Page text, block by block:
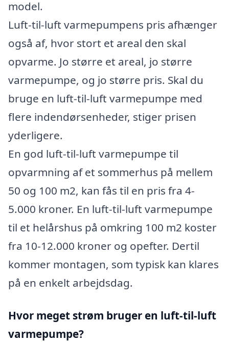
model.
Luft-til-luft varmepumpens pris afhænger
også af, hvor stort et areal den skal
opvarme. Jo større et areal, jo større
varmepumpe, og jo større pris. Skal du
bruge en luft-til-luft varmepumpe med
flere indendørsenheder, stiger prisen
yderligere.
En god luft-til-luft varmepumpe til
opvarmning af et sommerhus på mellem
50 og 100 m2, kan fås til en pris fra 4-
5.000 kroner. En luft-til-luft varmepumpe
til et helårshus på omkring 100 m2 koster
fra 10-12.000 kroner og opefter. Dertil
kommer montagen, som typisk kan klares
på en enkelt arbejdsdag.
Hvor meget strøm bruger en luft-til-luft
varmepumpe?